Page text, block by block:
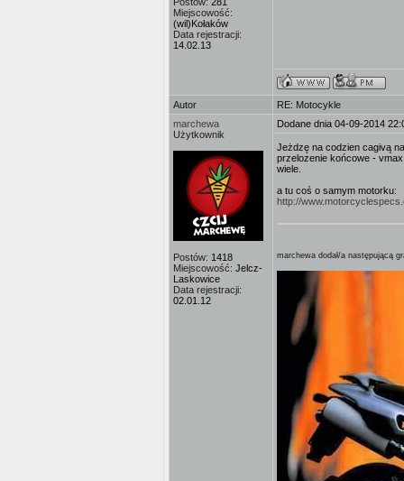
Miejscowość:
(wil)Kołaków
Data rejestracji:
14.02.13
Autor
RE: Motocykle
marchewa
Użytkownik
Postów: 1418
Miejscowość: Jelcz-
Laskowice
Data rejestracji:
02.01.12
Dodane dnia 04-09-2014
Jeżdzę na codzien cagivą
przelozenie końcowe -
wiele.
a tu coś o samym motorku:
http://
marchewa dodał/a następującą